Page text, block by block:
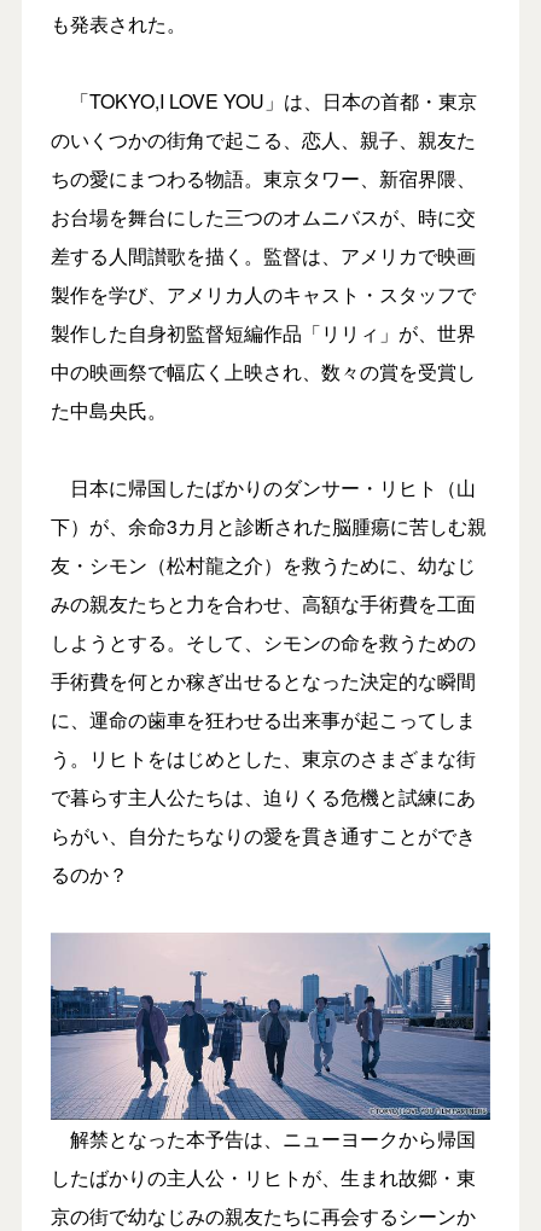
も発表された。
「TOKYO,I LOVE YOU」は、日本の首都・東京
のいくつかの街角で起こる、恋人、親子、親友た
ちの愛にまつわる物語。東京タワー、新宿界隈、
お台場を舞台にした三つのオムニバスが、時に交
差する人間讃歌を描く。監督は、アメリカで映画
製作を学び、アメリカ人のキャスト・スタッフで
製作した自身初監督短編作品「リリィ」が、世界
中の映画祭で幅広く上映され、数々の賞を受賞し
た中島央氏。
日本に帰国したばかりのダンサー・リヒト（山
下）が、余命3カ月と診断された脳腫瘍に苦しむ親
友・シモン（松村龍之介）を救うために、幼なじ
みの親友たちと力を合わせ、高額な手術費を工面
しようとする。そして、シモンの命を救うための
手術費を何とか稼ぎ出せるとなった決定的な瞬間
に、運命の歯車を狂わせる出来事が起こってしま
う。リヒトをはじめとした、東京のさまざまな街
で暮らす主人公たちは、迫りくる危機と試練にあ
らがい、自分たちなりの愛を貫き通すことができ
るのか？
解禁となった本予告は、ニューヨークから帰国
したばかりの主人公・リヒトが、生まれ故郷・東
京の街で幼なじみの親友たちに再会するシーンか